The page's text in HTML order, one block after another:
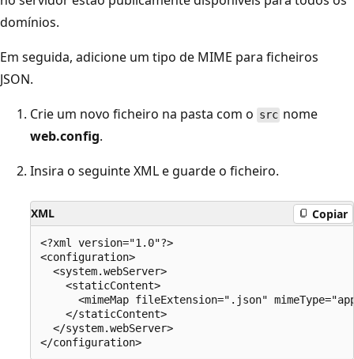
domínios.
Em seguida, adicione um tipo de MIME para ficheiros
JSON.
Crie um novo ficheiro na pasta com o src nome
web.config.
Insira o seguinte XML e guarde o ficheiro.
XML Copiar
<?xml version="1.0"?>
<configuration>
  <system.webServer>
    <staticContent>
<mimeMap fileExtension=".json"
    </staticContent>
  </system.webServer>